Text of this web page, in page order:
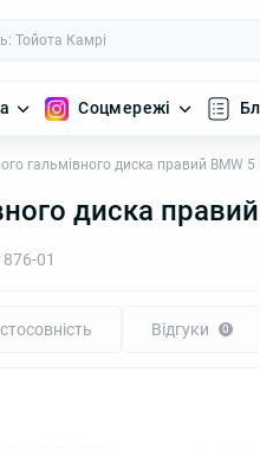
Соцмережі
гальмівного диска правий BMW
диска
01
Відгуки 0